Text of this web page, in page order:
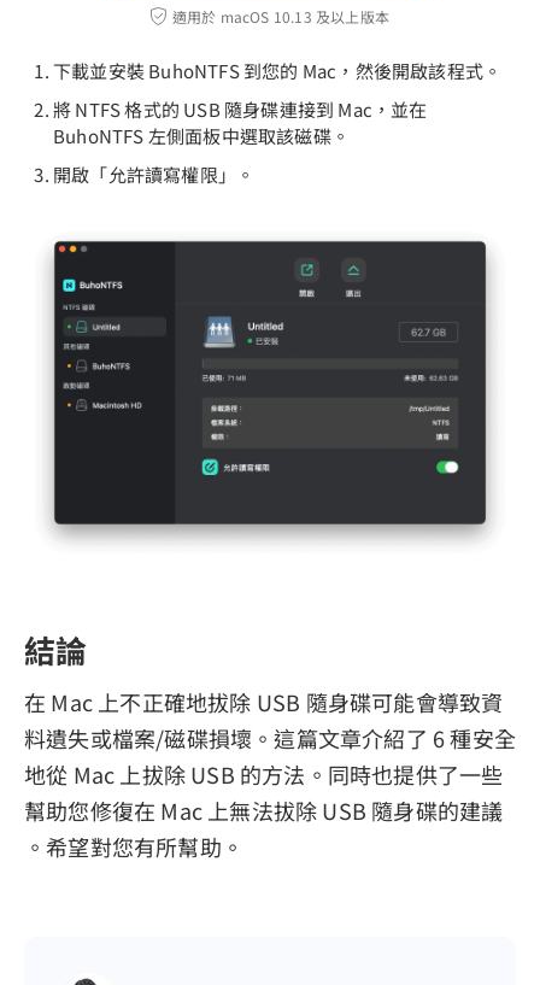
適用於 macOS 10.13 及以上版本
下載並安裝 BuhoNTFS 到您的 Mac，然後開啟該程式。
將 NTFS 格式的 USB 隨身碟連接到 Mac，並在
BuhoNTFS 左側面板中選取該磁碟。
開啟「允許讀寫權限」。
結論
在 Mac 上不正確地拔除 USB 隨身碟可能會導致資
料遺失或檔案/磁碟損壞。這篇文章介紹了 6 種安全
地從 Mac 上拔除 USB 的方法。同時也提供了一些
幫助您修復在 Mac 上無法拔除 USB 隨身碟的建議
。希望對您有所幫助。